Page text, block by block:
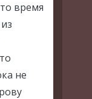
время
не